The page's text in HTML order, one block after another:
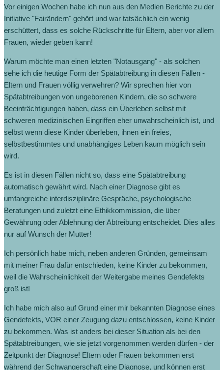
Vor einigen Wochen habe ich nun aus den Medien Berichte zu der
Initiative "Fairändern" gehört und war tatsächlich ein wenig
erschüttert, dass es solche Rückschritte für Eltern, aber vor allem
Frauen, wieder geben kann!
Warum möchte man einen letzten "Notausgang" ‐ als solchen
sehe ich die heutige Form der Spätabtreibung in diesen Fällen ‐
Eltern und Frauen völlig verwehren? Wir sprechen hier von
Spätabtreibungen von ungeborenen Kindern, die so schwere
Beeinträchtigungen haben, dass ein Überleben selbst mit
schweren medizinischen Eingriffen eher unwahrscheinlich ist, und
selbst wenn diese Kinder überleben, ihnen ein freies,
selbstbestimmtes und unabhängiges Leben kaum möglich sein
wird.
Es ist in diesen Fällen nicht so, dass eine Spätabtreibung
automatisch gewährt wird. Nach einer Diagnose gibt es
umfangreiche interdisziplinäre Gespräche, psychologische
Beratungen und zuletzt eine Ethikkommission, die über
Gewährung oder Ablehnung der Abtreibung entscheidet. Dies alles
nur auf Wunsch der Mutter!
Ich persönlich habe mich, neben anderen Gründen, gemeinsam
mit meiner Frau dafür entschieden, keine Kinder zu bekommen,
weil die Wahrscheinlichkeit der Weitergabe meines Gendefekts
groß ist!
Ich habe mich also auf Grund einer mir bekannten Diagnose eines
Gendefekts, VOR einer Zeugung dazu entschlossen, keine Kinder
zu bekommen. Was ist anders bei dieser Situation als bei den
Spätabtreibungen, wie sie jetzt vorgenommen werden dürfen ‐ der
Zeitpunkt der Diagnose! Eltern oder Frauen bekommen erst
während der Schwangerschaft eine Diagnose, und können erst